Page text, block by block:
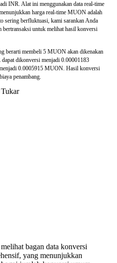
INR. Alat ini menggunakan data real-time
harga real-time MUON adalah
sering berfluktuasi, kami sarankan Anda
bertransaksi untuk melihat hasil konversi
berarti membeli 5 MUON akan dikenakan
dikonversi menjadi 0.00001183
0.0005915 MUON. Hasil konversi
penambang.
bagan data konversi
yang menunjukkan